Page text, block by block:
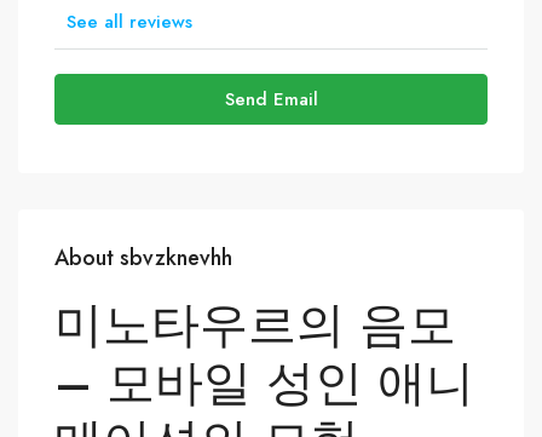
See all reviews
Send Email
About sbvzknevhh
미노타우르의 음모
– 모바일 성인 애니